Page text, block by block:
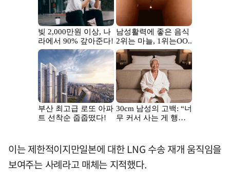
이는 제한적이지만일본에 대한 LNG 수송 재개 움직임을
보여주는 사례라고 매체는 지적했다.